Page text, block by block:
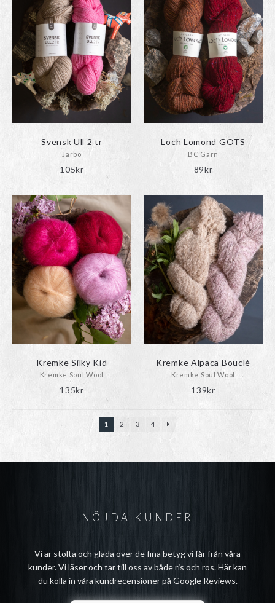
Svensk Ull 2 tr
Järbo
105kr
Loch Lomond GOTS
BC Garn
89kr
Kremke Silky Kid
Kremke Soul Wool
135kr
Kremke Alpaca Bouclé
Kremke Soul Wool
139kr
1 2 3 4
NÖJDA KUNDER
Vi är stolta och glada över de fina betyg vi får från våra
kunder. Vi läser och tar till oss av både ris och ros. Här kan
du kolla in våra kundrecensioner på Google Reviews.